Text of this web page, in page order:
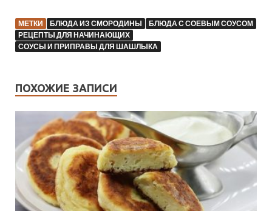
МЕТКИ БЛЮДА ИЗ СМОРОДИНЫ
БЛЮДА С СОЕВЫМ СОУСОМ
РЕЦЕПТЫ ДЛЯ НАЧИНАЮЩИХ
СОУСЫ И ПРИПРАВЫ ДЛЯ ШАШЛЫКА
ПОХОЖИЕ ЗАПИСИ